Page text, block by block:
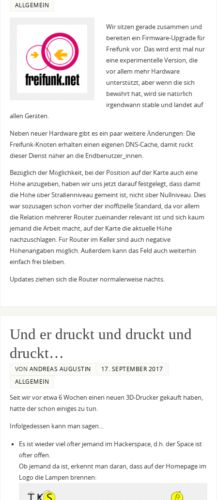
ALLGEMEIN
Wir sitzen gerade zusammen und
bereiten ein Firmware-Upgrade für
Freifunk vor. Das wird erst mal nur
eine experimentelle Version, die
vor allem mehr Hardware
unterstützt, aber wenn die sich
bewährt hat, wird sie natürlich
irgendwann stable und landet auf
allen Geräten.
Neben neuer Hardware gibt es ein paar weitere Änderungen: Die
Freifunk-Knoten erhalten einen eigenen DNS-Cache, damit rückt
dieser Dienst näher an die Endbenutzer_innen.
Bezüglich der Möglichkeit, bei der Position auf der Karte auch eine
Höhe anzugeben, haben wir uns jetzt darauf festgelegt, dass damit
die Höhe über Straßenniveau gemeint ist, nicht über Nullniveau. Dies
war sozusagen schon vorher der inoffizielle Standard, da vor allem
die Relation mehrerer Router zueinander relevant ist und sich kaum
jemand die Arbeit macht, auf der Karte die aktuelle Höhe
nachzuschlagen. Für Router im Keller sind auch negative
Höhenangaben möglich. Außerdem kann das Feld auch weiterhin
einfach frei bleiben.
Updates ziehen sich die Router normalerweise nachts.
Und er druckt und druckt und
druckt…
VON ANDREAS AUGUSTIN
17. SEPTEMBER 2017
ALLGEMEIN
Seit wir vor etwa 6 Wochen einen neuen 3D-Drucker gekauft haben,
hatte der schon einiges zu tun.
Infolgedessen kann man sagen…
Es ist wieder viel öfter jemand im Hackerspace, d.h. der Space ist
öfter offen.
Ob jemand da ist, erkennt man daran, dass auf der Homepage im
Logo die Lampen brennen: